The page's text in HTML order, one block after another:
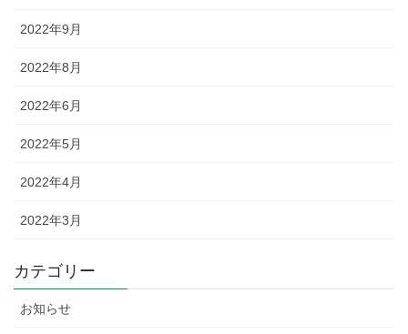
2022年9月
2022年8月
2022年6月
2022年5月
2022年4月
2022年3月
カテゴリー
お知らせ